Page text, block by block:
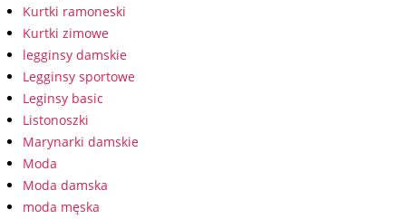
Kurtki ramoneski
Kurtki zimowe
legginsy damskie
Legginsy sportowe
Leginsy basic
Listonoszki
Marynarki damskie
Moda
Moda damska
moda męska